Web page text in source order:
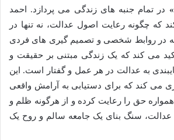
در تمام جنبه های زندگی می پردازد. احمد
که چگونه رعایت اصول عدالت، نه تنها در
در روابط شخصی و تصمیم گیری های فردی
می کند که یک زندگی مبتنی بر حقیقت و
به عدالت در هر عمل و گفتار است. این
می کند که برای دستیابی به آرامش واقعی
همواره حق را رعایت کرده و از هرگونه ظلم و
عدالت، سنگ بنای یک جامعه سالم و روح یک